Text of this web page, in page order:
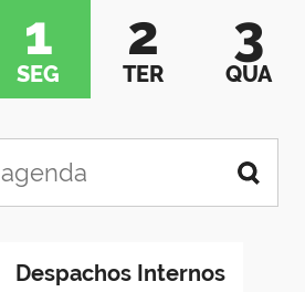
1
SEG
2
TER
3
QUA
Despachos Internos